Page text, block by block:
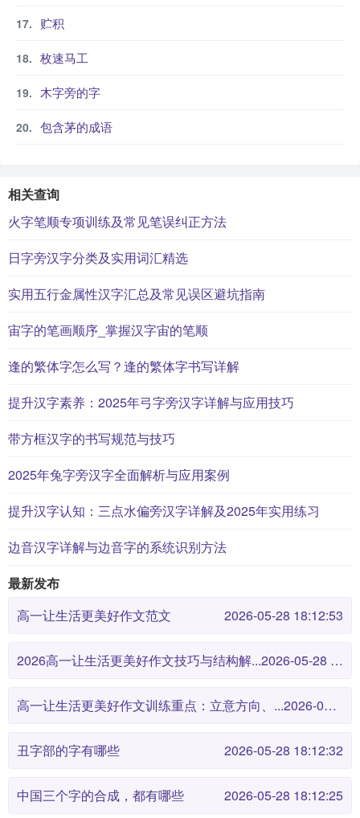
贮积
枚速马工
木字旁的字
包含茅的成语
相关查询
火字笔顺专项训练及常见笔误纠正方法
日字旁汉字分类及实用词汇精选
实用五行金属性汉字汇总及常见误区避坑指南
宙字的笔画顺序_掌握汉字宙的笔顺
逢的繁体字怎么写？逢的繁体字书写详解
提升汉字素养：2025年弓字旁汉字详解与应用技巧
带方框汉字的书写规范与技巧
2025年兔字旁汉字全面解析与应用案例
提升汉字认知：三点水偏旁汉字详解及2025年实用练习
边音汉字详解与边音字的系统识别方法
最新发布
高一让生活更美好作文范文
2026-05-28 18:12:53
2026高一让生活更美好作文技巧与结构解... 2026-05-28 18:12:46
高一让生活更美好作文训练重点：立意方向、... 2026-05-28 18:12:38
丑字部的字有哪些 2026-05-28 18:12:32
中国三个字的合成，都有哪些 2026-05-28 18:12:25